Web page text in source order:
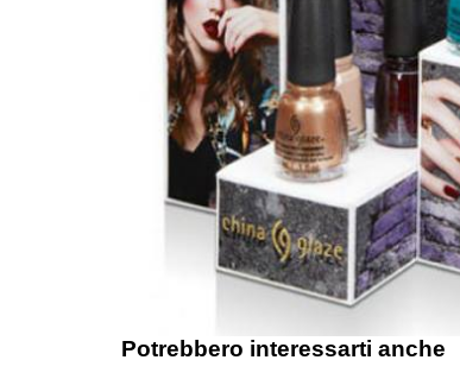
Potrebbero interessarti anche